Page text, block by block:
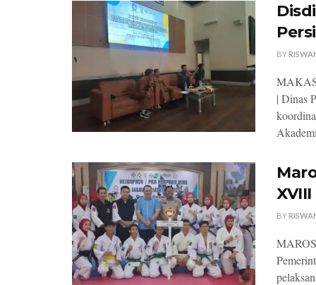
BY
| Dinas
BY